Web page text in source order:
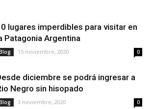
lugares imperdibles para visitar en
Patagonia Argentina
15 noviembre, 2020 0
diciembre se podrá ingresar a
Negro sin hisopado
3 noviembre, 2020 0